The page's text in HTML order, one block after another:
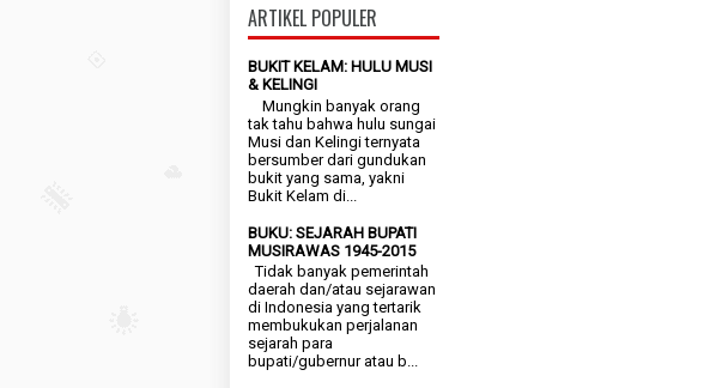
ARTIKEL POPULER
BUKIT KELAM: HULU MUSI
& KELINGI
Mungkin banyak orang
tak tahu bahwa hulu sungai
Musi dan Kelingi ternyata
bersumber dari gundukan
bukit yang sama, yakni
Bukit Kelam di...
BUKU: SEJARAH BUPATI
MUSIRAWAS 1945-2015
Tidak banyak pemerintah
daerah dan/atau sejarawan
di Indonesia yang tertarik
membukukan perjalanan
sejarah para
bupati/gubernur atau b...